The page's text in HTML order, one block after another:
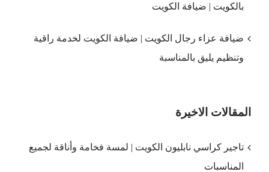
بالكويت | ضيافة الكويت
ضيافة عزاء رجال الكويت | ضيافة الكويت لخدمة راقية
وتنظيم يليق بالمناسبة
المقالات الاخيرة
تاجير كراسي نابليون الكويت | لمسة فخامة وأناقة لجميع
المناسبات